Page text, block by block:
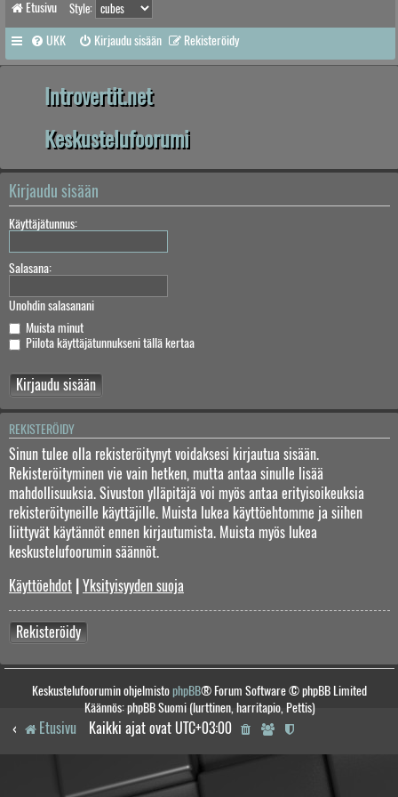
Etusivu Style:
UKK Kirjaudu sisään Rekisteröidy
Introvertit.net
Keskustelufoorumi
Kirjaudu sisään
Käyttäjätunnus:
Salasana:
Unohdin salasanani
Muista minut
Piilota käyttäjätunnukseni tällä kertaa
REKISTERÖIDY
Sinun tulee olla rekisteröitynyt voidaksesi kirjautua sisään.
Rekisteröityminen vie vain hetken, mutta antaa sinulle lisää
mahdollisuuksia. Sivuston ylläpitäjä voi myös antaa erityisoikeuksia
rekisteröityneille käyttäjille. Muista lukea käyttöehtomme ja siihen
liittyvät käytännöt ennen kirjautumista. Muista myös lukea
keskustelufoorumin säännöt.
Käyttöehdot Yksityisyyden suoja
Rekisteröidy
Keskustelufoorumin ohjelmistophpBB® Forum Software © phpBB Limited
Käännös: phpBB Suomi (lurttinen, harritapio, Pettis)
Etusivu Kaikki ajat ovat UTC+03:00